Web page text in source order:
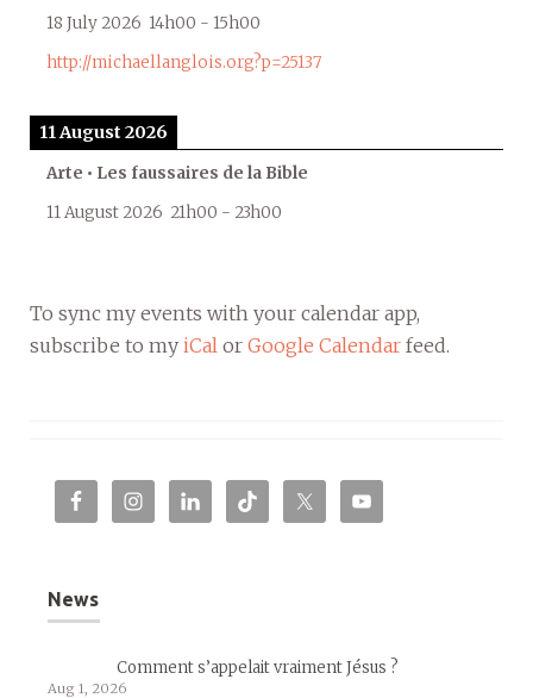
18 July 2026 14h00 - 15h00
http://michaellanglois.org?p=25137
11 August 2026
Arte • Les faussaires de la Bible
11 August 2026 21h00 - 23h00
To sync my events with your calendar app,
subscribe to my iCal or Google Calendar feed.
News
Comment s’appelait vraiment Jésus ?
Aug 1, 2026